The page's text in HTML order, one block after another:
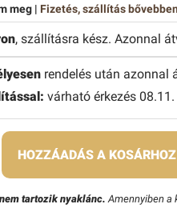
meg | Fizetés, szállítás bővebben
, szállításra kész. Azonnal
rendelés után azonnal
várható érkezés
HOZZÁADÁS A KOSÁRHOZ
tartozik nyaklánc.Amennyiben a